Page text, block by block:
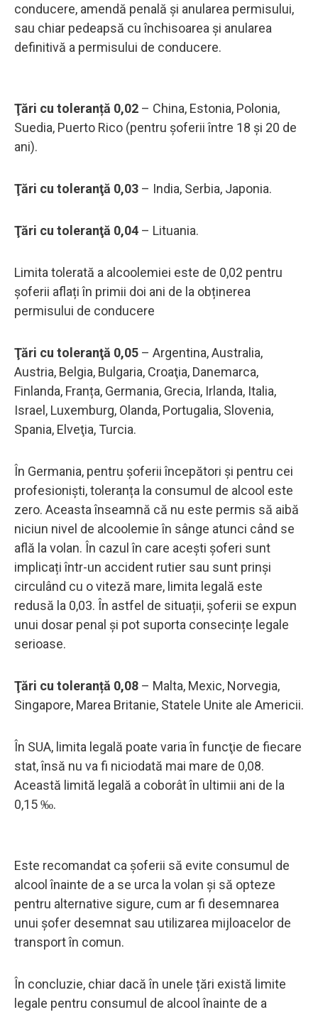
conducere, amendă penală și anularea permisului,
sau chiar pedeapsă cu închisoarea și anularea
definitivă a permisului de conducere.
Ţări cu toleranță 0,02 – China, Estonia, Polonia,
Suedia, Puerto Rico (pentru şoferii între 18 şi 20 de
ani).
Ţări cu toleranţă 0,03 – India, Serbia, Japonia.
Ţări cu toleranţă 0,04 – Lituania.
Limita tolerată a alcoolemiei este de 0,02 pentru
șoferii aflați în primii doi ani de la obținerea
permisului de conducere
Ţări cu toleranţă 0,05 – Argentina, Australia,
Austria, Belgia, Bulgaria, Croaţia, Danemarca,
Finlanda, Franța, Germania, Grecia, Irlanda, Italia,
Israel, Luxemburg, Olanda, Portugalia, Slovenia,
Spania, Elveţia, Turcia.
În Germania, pentru șoferii începători și pentru cei
profesioniști, toleranța la consumul de alcool este
zero. Aceasta înseamnă că nu este permis să aibă
niciun nivel de alcoolemie în sânge atunci când se
află la volan. În cazul în care acești șoferi sunt
implicați într-un accident rutier sau sunt prinși
circulând cu o viteză mare, limita legală este
redusă la 0,03. În astfel de situații, șoferii se expun
unui dosar penal și pot suporta consecințe legale
serioase.
Ţări cu toleranță 0,08 – Malta, Mexic, Norvegia,
Singapore, Marea Britanie, Statele Unite ale Americii.
În SUA, limita legală poate varia în funcţie de fiecare
stat, însă nu va fi niciodată mai mare de 0,08.
Această limită legală a coborât în ultimii ani de la
0,15 ‰.
Este recomandat ca șoferii să evite consumul de
alcool înainte de a se urca la volan și să opteze
pentru alternative sigure, cum ar fi desemnarea
unui șofer desemnat sau utilizarea mijloacelor de
transport în comun.
În concluzie, chiar dacă în unele țări există limite
legale pentru consumul de alcool înainte de a